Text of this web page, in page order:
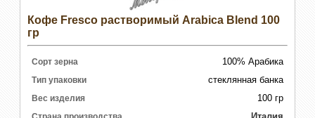
Кофе Fresco растворимый Arabica Blend 100
гр
Сорт зерна 100% Арабика
Тип упаковки стеклянная банка
Вес изделия 100 гр